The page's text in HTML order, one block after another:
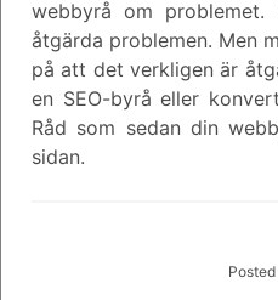
webbyrå om
åtgärda problemen. Men
på att det verkligen är
en SEO-byrå eller
Råd som sedan din
sidan.